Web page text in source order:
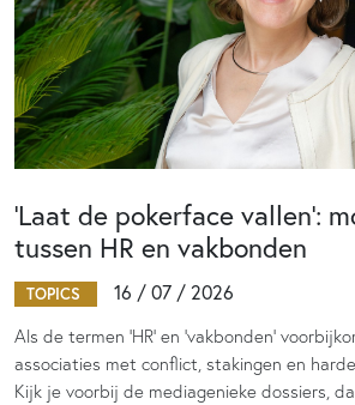
‘Laat de pokerface vallen’:
tussen HR en vakbonden
TOPICS 16 / 07 / 2026
Als de termen 'HR' en 'vakbonden'
associaties met conflict, stakingen en
Kijk je voorbij de mediagenieke dossiers,